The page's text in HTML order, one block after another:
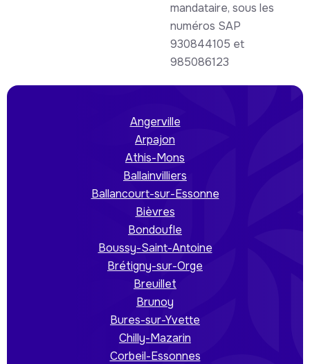
mandataire, sous les
numéros SAP
930844105 et
985086123
Angerville
Arpajon
Athis-Mons
Ballainvilliers
Ballancourt-sur-Essonne
Bièvres
Bondoufle
Boussy-Saint-Antoine
Brétigny-sur-Orge
Breuillet
Brunoy
Bures-sur-Yvette
Chilly-Mazarin
Corbeil-Essonnes